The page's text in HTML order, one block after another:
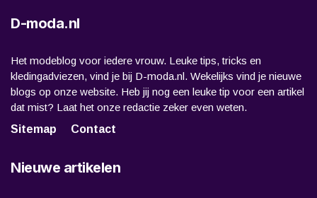
D-moda.nl
Het modeblog voor iedere vrouw. Leuke tips, tricks en
kledingadviezen, vind je bij D-moda.nl. Wekelijks vind je nieuwe
blogs op onze website. Heb jij nog een leuke tip voor een artikel
dat mist? Laat het onze redactie zeker even weten.
Sitemap
Contact
Nieuwe artikelen